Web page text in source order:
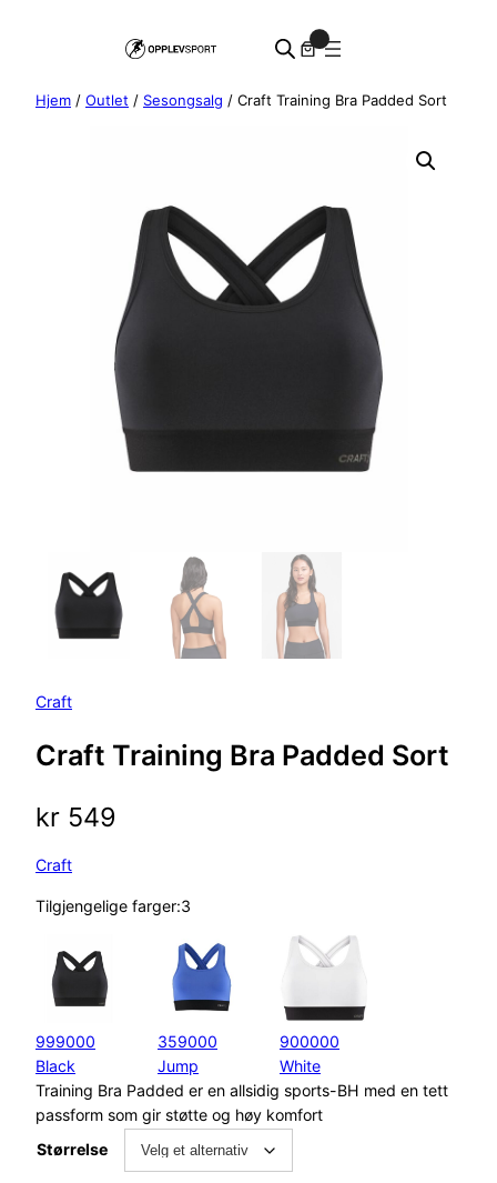
Hjem / Outlet / Sesongsalg / Craft Training Bra Padded Sort
Craft
Craft Training Bra Padded Sort
kr 549
Craft
Tilgjengelige farger:3
999000
Black
359000
Jump
900000
White
Training Bra Padded er en allsidig sports-BH med en tett
passform som gir støtte og høy komfort
Størrelse